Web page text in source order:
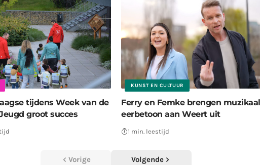
tijdens Week van de
groot succes
KUNST EN CULTUUR
Ferry en Femke brengen muzikaal
eerbetoon aan Weert uit
1 min. leestijd
Vorige Volgende